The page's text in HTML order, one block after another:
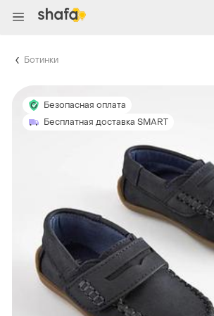
Ботинки
Безопасная оплата
Бесплатная доставка SMART